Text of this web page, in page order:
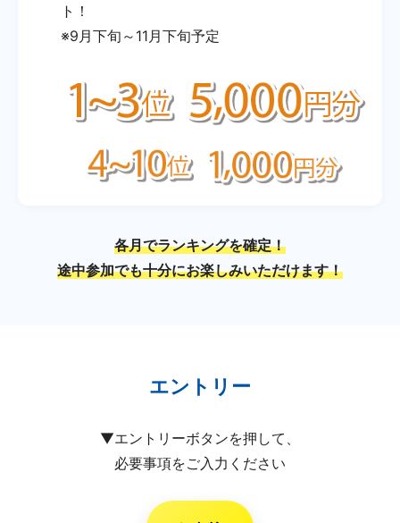
ト！
※9月下旬～11月下旬予定
各月でランキングを確定！
途中参加でも十分にお楽しみいただけます！
エントリー
▼エントリーボタンを押して、
必要事項をご入力ください